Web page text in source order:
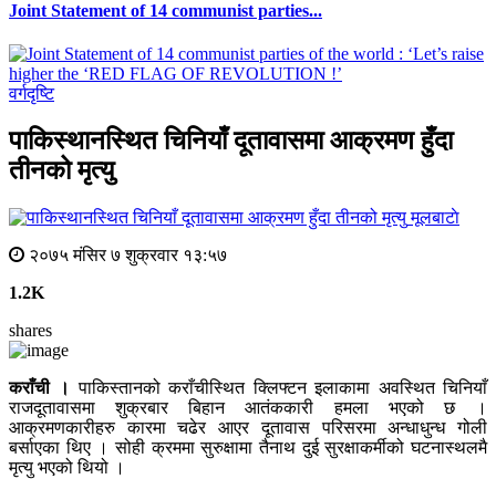
Joint Statement of 14 communist parties...
वर्गदृष्टि
पाकिस्थानस्थित चिनियाँ दूतावासमा आक्रमण हुँदा
तीनको मृत्यु
मूलबाटाे
२०७५ मंसिर ७ शुक्रवार १३:५७
1.2K
shares
कराँची । पाकिस्तानको कराँचीस्थित क्लिफ्टन इलाकामा अवस्थित चिनियाँ
राजदूतावासमा शुक्रबार बिहान आतंककारी हमला भएको छ ।
आक्रमणकारीहरु कारमा चढेर आएर दूतावास परिसरमा अन्धाधुन्ध गोली
बर्साएका थिए । सोही क्रममा सुरुक्षामा तैनाथ दुई सुरक्षाकर्मीको घटनास्थलमै
मृत्यु भएको थियो ।